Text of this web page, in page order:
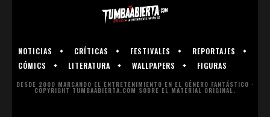
NOTICIAS CRÍTICAS FESTIVALES
REPORTAJES
CÓMICS
LITERATURA WALLPAPERS FIGURAS
DESDE 2000 MARCANDO EL ENTRETENIMIENTO EN EL GÉNERO FANTÁSTICO ·
COPYRIGHT TUMBAABIERTA.COM SOBRE EL MATERIAL ORIGINAL.